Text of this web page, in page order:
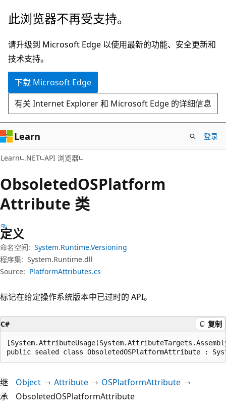
跳
主
要
内
跳
页
内
导
此浏览器不再受支持。
请升级到 Microsoft Edge 以使用最新的功能、安全更新和
技术支持。
下载 Microsoft Edge
有关 Internet Explorer 和 Microsoft Edge 的详细信息
Learn 登录
Learn .NET API 浏览器
ObsoletedOSPlatform
Attribute 类
定义
命名空间: System.Runtime.Versioning
程序集: System.Runtime.dll
Source: PlatformAttributes.cs
标记在给定操作系统版本中已过时的 API。
C# 复制
public sealed class ObsoletedOSPlatformAttribute :
继
承
Object Attribute
OSPlatformAttribute
ObsoletedOSPlatformAttribute